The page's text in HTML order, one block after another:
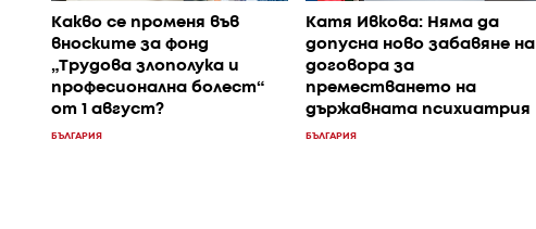
Какво се променя във
вноските за фонд
„Трудова злополука и
професионална болест“
от 1 август?
БЪЛГАРИЯ
Катя Ивкова: Няма да
допусна ново забавяне на
договора за
преместването на
държавната психиатрия
БЪЛГАРИЯ